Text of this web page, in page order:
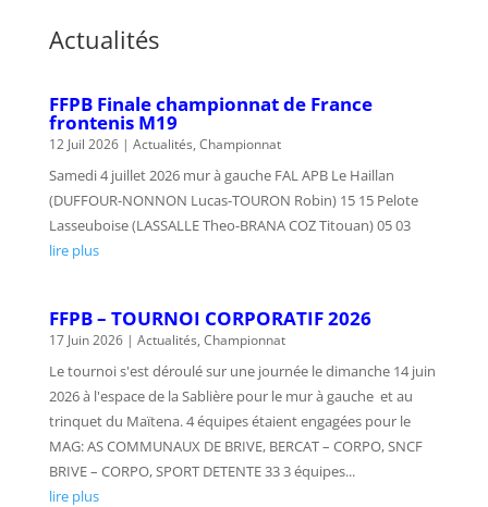
Actualités
FFPB Finale championnat de France
frontenis M19
12 Juil 2026| Actualités, Championnat
Samedi 4 juillet 2026 mur à gauche FAL APB Le Haillan
(DUFFOUR-NONNON Lucas-TOURON Robin) 15 15 Pelote
Lasseuboise (LASSALLE Theo-BRANA COZ Titouan) 05 03
lire plus
FFPB – TOURNOI CORPORATIF 2026
17 Juin 2026| Actualités, Championnat
Le tournoi s'est déroulé sur une journée le dimanche 14 juin
2026 à l'espace de la Sablière pour le mur à gauche et au
trinquet du Maïtena. 4 équipes étaient engagées pour le
MAG: AS COMMUNAUX DE BRIVE, BERCAT – CORPO, SNCF
BRIVE – CORPO, SPORT DETENTE 33 3 équipes...
lire plus